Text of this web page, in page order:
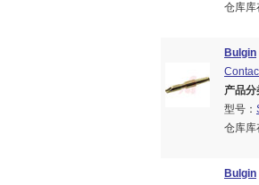
仓库库
Bulgin
产品
型号：
仓库库
Bulgin